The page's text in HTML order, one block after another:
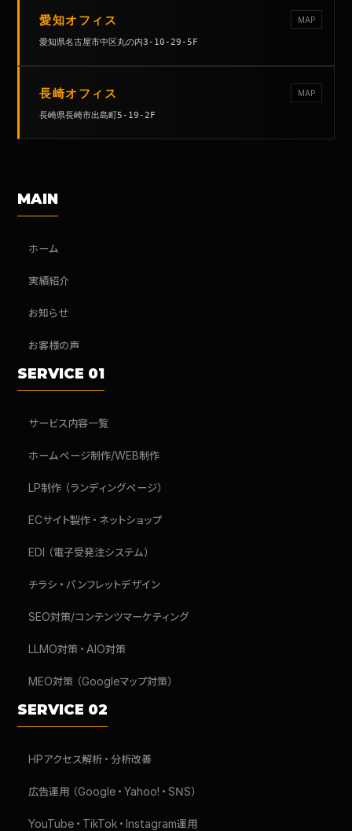
愛知オフィス MAP
愛知県名古屋市中区丸の内3-10-29-5F
長崎オフィス MAP
長崎県長崎市出島町5-19-2F
MAIN
ホーム
実績紹介
お知らせ
お客様の声
SERVICE 01
サービス内容一覧
ホームページ制作/WEB制作
LP制作（ランディングページ）
ECサイト製作・ネットショップ
EDI（電子受発注システム）
チラシ・パンフレットデザイン
SEO対策/コンテンツマーケティング
LLMO対策・AIO対策
MEO対策（Googleマップ対策）
SERVICE 02
HPアクセス解析・分析改善
広告運用（Google・Yahoo!・SNS）
YouTube・TikTok・Instagram運用